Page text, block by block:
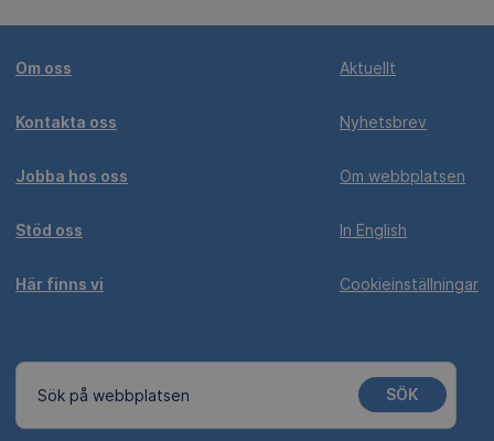
Om oss
Kontakta oss
Jobba hos oss
Stöd oss
Här finns vi
Aktuellt
Nyhetsbrev
Om webbplatsen
In English
Cookieinställningar
Sök på webbplatsen SÖK